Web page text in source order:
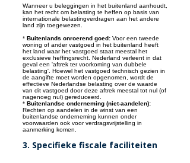
Wanneer u beleggingen in het buitenland aanhoudt,
kan het recht om belasting te heffen op basis van
internationale belastingverdragen aan het andere
land zijn toegewezen.
* Buitenlands onroerend goed: Voor een tweede
woning of ander vastgoed in het buitenland heeft
het land waar het vastgoed staat meestal het
exclusieve heffingsrecht. Nederland verleent in dat
geval een 'aftrek ter voorkoming van dubbele
belasting'. Hoewel het vastgoed technisch gezien in
de aangifte moet worden opgenomen, wordt de
effectieve Nederlandse belasting over de waarde
van dit vastgoed door deze aftrek meestal tot nul (of
nagenoeg nul) gereduceerd.
* Buitenlandse onderneming (niet-aandelen):
Rechten op aandelen in de winst van een
buitenlandse onderneming kunnen onder
voorwaarden ook voor verdragsvrijstelling in
aanmerking komen.
3. Specifieke fiscale faciliteiten